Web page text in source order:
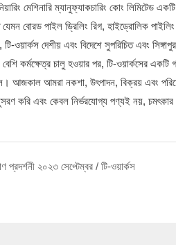
মেশিনারি ম্যানুফ্যাকচারিং কোং
বোরড পাইল ড্রিলিং রিগ, হাইড্রোলিক
ওয়ার্কস দেশীয় এবং বিদেশে সুপরিচিত এবং
বেশি কর্মক্ষেত্র চালু হওয়ার পর, টি-ওয়ার্কসের
আজকাল আমরা নকশা, উৎপাদন, বিক্রয় এবং
করি এবং কেবল নির্ভরযোগ্য পণ্যই নয়, চমৎকার
প্রদর্শনী ২০২৩ সেপ্টেম্বর / টি-ওয়ার্কস